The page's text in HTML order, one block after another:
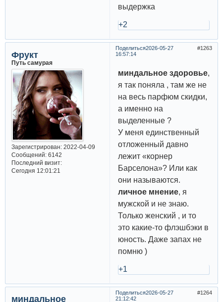
выдержка
+2
Поделиться 1263
2026-05-27
16:57:14
Фрукт
Путь самурая
Зарегистрирован: 2022-04-09
Сообщений:6142
Последний визит:
Сегодня 12:01:21
миндальное здоровье,
я так поняла , там же не
на весь парфюм скидки,
а именно на
выделенные ?
У меня единственный
отложенный давно
лежит «корнер
Барселона»? Или как
они называются.
личное мнение, я
мужской и не знаю.
Только женский , и то
это какие-то флэшбэки в
юность. Даже запах не
помню )
+1
Поделиться 1264
2026-05-27
21:12:42
миндальное